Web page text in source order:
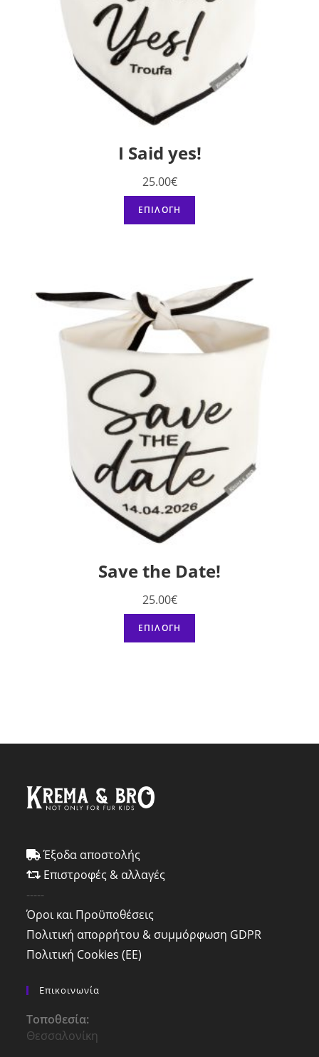
I Said yes!
25.00€
ΕΠΙΛΟΓΉ
Save the Date!
25.00€
ΕΠΙΛΟΓΉ
Έξοδα αποστολής
Επιστροφές & αλλαγές
-----
Όροι και Προϋποθέσεις
Πολιτική απορρήτου & συμμόρφωση GDPR
Πολιτική Cookies (ΕΕ)
Επικοινωνία
Τοποθεσία:
Θεσσαλονίκη